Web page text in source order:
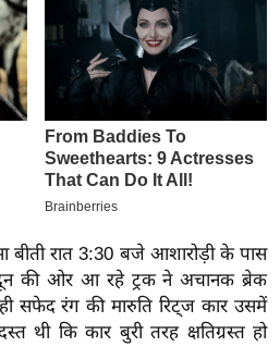
बीती रात 3:30 बजे आशारोड़ी के पास
की ओर आ रहे ट्रक ने अचानक ब्रेक
सफेद रंग की मारुति रिट्ज कार उसमें
थी कि कार बुरी तरह क्षतिग्रस्त हो